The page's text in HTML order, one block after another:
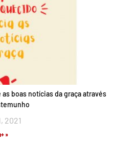
boas notícias da graça através
2021
»